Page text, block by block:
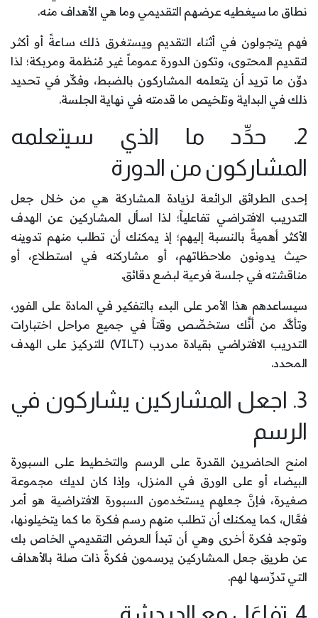
نطاق ما سيغطيه عرضهم التقديمي وما هي الأهداف منه.
فهم يتجولون في أثناء التقديم ويستغرق ذلك ساعةً أو أكثر
لتقديم المحتوى، وتكون الدورة عموماً غير مُنظمة ومربكة؛ لذا
دوِّن ما تريد أن يتعلمه المشاركون بالضبط، وفكِّر في تحديد
ذلك في البداية وتلخيص ما قدمته في نهاية الجلسة.
2. حدِّد ما الذي سيتعلمه
المشاركون من الدورة
إحدى الطرائق الرائعة لزيادة المشاركة هي من خلال جعل
التدريب الافتراضي تفاعلياً؛ لذا اسأل المشاركين عن الهدف
الأكثر أهميةً بالنسبة إليهم؛ إذ يمكنك أن تطلب منهم تدوينه
حيث يدونون ملاحظاتهم، أو مشاركته في استطلاع، أو
مناقشته في جلسة فرعية لبضع دقائق.
سيساعدهم هذا الأمر على البدء بالتفكير في المادة على الفور،
وتأكَّد من أنَّك ستخصِّص وقتاً في جميع مراحل اختبارات
التدريب الافتراضي بقيادة مدرب (VILT) للتركيز على الهدف
المحدد.
3. اجعل المشاركين يشاركون في
الرسم
امنح الحاضرين القدرة على الرسم والتخطيط على السبورة
البيضاء أو على الورق في المنزل، وإذا كان لديك مجموعة
صغيرة، فإنَّ جعلهم يستخدمون السبورة الافتراضية هو أمر
فعَّال، كما يمكنك أن تطلب منهم رسم فكرة ما كما يتخيلونها،
وتوجد فكرة أخرى وهي أن تبدأ العرض التقديمي الخاص بك
عن طريق جعل المشاركين يرسمون فكرةً ذات صلة بالأهداف
التي تدرِّسها لهم.